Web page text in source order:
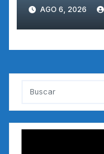
AGO 6, 2026